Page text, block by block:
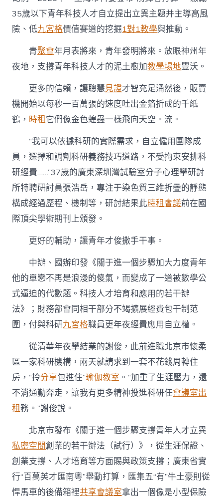
35歲以下青年科技人才自立提出立異主題并主導高風
險、低九宮格價值賽道的挖掘1對1教學與推動。
青聚會年月表將來，青年發明將來。放眼神州年
夜地，支撐青年科技人才的泥土愈加教學場地豐沃。
更多的信賴，讓聰慧見證才智充足涌然後，販賣
機開始以每秒一百萬張的速度吐出金箔折成的千紙
鶴， 時租它們像金色蝗蟲一樣飛向天空。流。
“我可以依據科研的實際需求，自立僱用團隊成
員，選擇和調劑科研義務技巧道路，不受拘束安排科
研經費……”37歲的廣東深圳灣試驗室分子心理學研討
所特聘研討員張浩岳，專注于染色質三維折疊的靜態
構成經過歷程、機制等，研討結果此時租會議前在國
際頂尖學術期刊上頒發。
更好的輔助，讓青年才俊撒手干事。
中辦、國辦印發《關于進一個步驟加大力度青年
他的單戀不再是浪漫的傻氣，而變成了一道被數學公
式逼迫的代數題。科技人才培育和應用的若干辦
法》；財務部會同相干部分不竭擴展經費包干制范
圍，付與科研九宮格職員更年夜經費應用自立權。
從清華年夜學結業的謝俊，此前進職北京市懷柔
區一家科研機構，兩天就請求到一套不花錢周轉住
房，“拎分享包進住”瑜伽教室 。“加重了生涯壓力，還
不消通勤奔走，讓我有更多精神投進科研任會議室出
租務。”謝俊說。
北京市發布《關于進一個步驟支撐青年人才立異
私密空間創業的若干辦法（試行）》，從生涯保證、
創業支撐、人才培育等方面賜與政策支撐；廣東省實
行“百萬英才匯南粵”舉動打算，匯集五“有”牛土豪則從
悍馬車的後備箱裡共享會議室拿出一個像是小型保險